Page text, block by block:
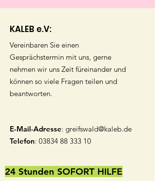
KALEB e.V:
Vereinbaren Sie einen
Gesprächstermin mit uns, gerne
nehmen wir uns Zeit füreinander und
können so viele Fragen teilen und
beantworten.
E-Mail-Adresse: greifswald@kaleb.de
Telefon: 03834 88 333 10
24 Stunden SOFORT HILFE